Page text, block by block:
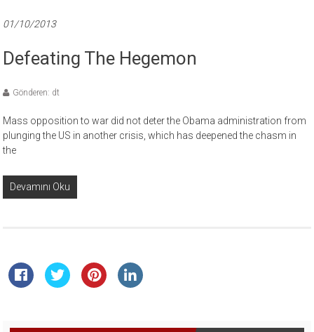
01/10/2013
Defeating The Hegemon
Gönderen: dt
Mass opposition to war did not deter the Obama administration from
plunging the US in another crisis, which has deepened the chasm in
the
Devamını Oku